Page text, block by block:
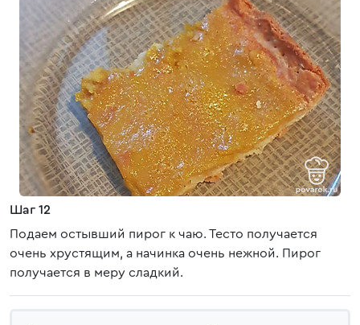
Шаг 12
Подаем остывший пирог к чаю. Тесто получается
очень хрустящим, а начинка очень нежной. Пирог
получается в меру сладкий.